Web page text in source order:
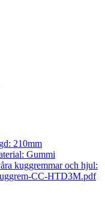
210mm
Gummi
kuggremmar och hjul:
CC-HTD3M.pdf